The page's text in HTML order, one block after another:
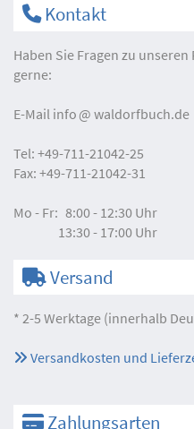
Kontakt
Haben Sie Fragen zu
gerne:
E-Mail info waldorfbuch.de
Tel: +49-711-21042-25
Fax: +49-711-21042-31
Mo - Fr: 8:00 - 12:30 Uhr
13:30 - 17:00 Uhr
Versand
* 2-5 Werktage (innerhalb
Versandkosten und
Zahlungsarten